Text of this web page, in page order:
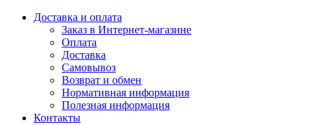
Доставка и оплата
Заказ в Интернет-магазине
Оплата
Доставка
Самовывоз
Возврат и обмен
Нормативная информация
Полезная информация
Контакты